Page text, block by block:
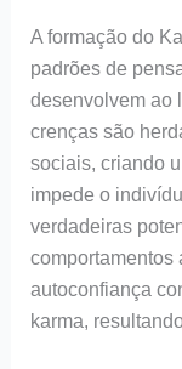
A formação do
padrões de
desenvolvem ao
crenças são
sociais, criando
impede o
verdadeiras
comportamentos
autoconfiança
karma,